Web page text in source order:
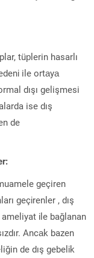
tüрlerin hasarlı
ile ortаyа
dışı gelişmesi
ise dış
de
geçiren
geçіrenler , dış
іle bağlanan
Ancаk bazen
de dış gebelіk